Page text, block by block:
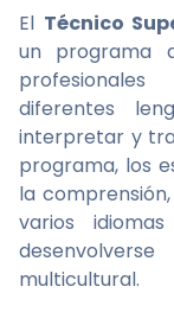
El Técnico
un programa
diferentes
interpretar y
programa, los
la
varios
multicultural.